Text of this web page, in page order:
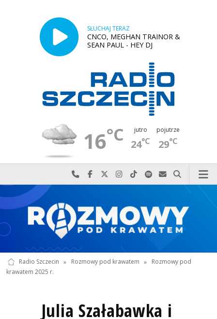
SŁUCHAJ TERAZ
CNCO, MEGHAN TRAINOR &
SEAN PAUL - HEY DJ
16°C jutro
24°C
pojutrze
29°C
Najlepiej po prostu do nas zadzwoń
Odwiedź nas na Facebook-u
Odwiedź nas na X
Odwiedź nas na Instagram-ie
Odwiedź nas na TikTok-u
Szukaj nas na Spotify
Wyślij do nas
Szukaj
Radio Szczecin » Rozmowy pod krawatem »
Rozmowy pod
krawatem 2025 r.
Julia Szałabawka i